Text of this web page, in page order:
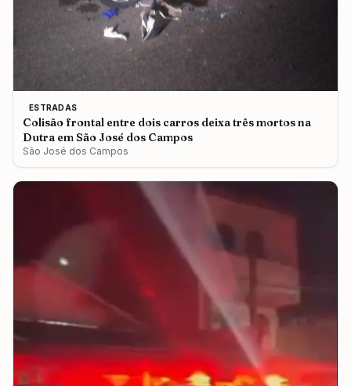
ESTRADAS
Colisão frontal entre dois carros deixa três mortos na
Dutra em São José dos Campos
São José dos Campos